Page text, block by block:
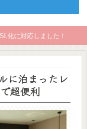
化に対応しました！
に泊まったレ
超便利